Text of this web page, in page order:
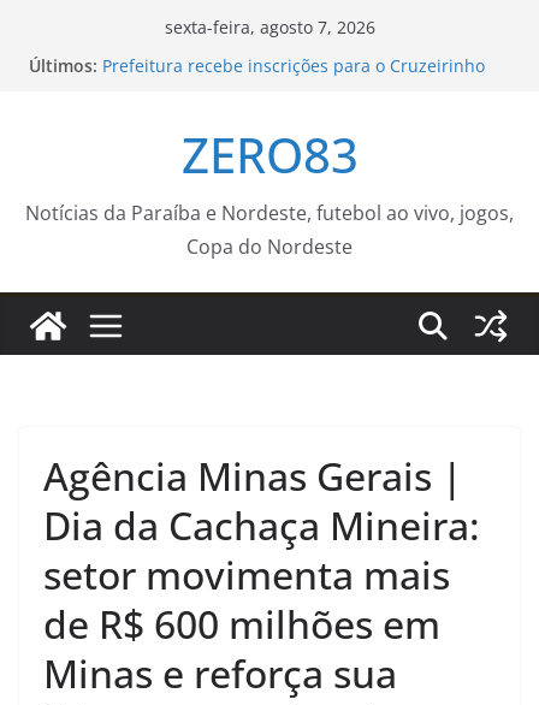
sexta-feira, agosto 7, 2026
Últimos: Prefeitura recebe inscrições para o Cruzeirinho
Leo Bezerra sorteia apartamentos e realiza o
sonho da casa própria para 240 famílias
ventos de 109 km/h
Incêndio na Serra do Vulcão é controlado após
mais de 11 horas de combate
Prefeitura Estância Turística Guaratinguetá
ZERO83
Notícias da Paraíba e Nordeste, futebol ao vivo, jogos,
Copa do Nordeste
Agência Minas Gerais |
Dia da Cachaça Mineira:
setor movimenta mais
de R$ 600 milhões em
Minas e reforça sua